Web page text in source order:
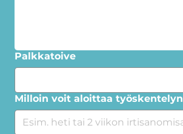
Palkkatoive
Milloin voit aloittaa työskentelyn